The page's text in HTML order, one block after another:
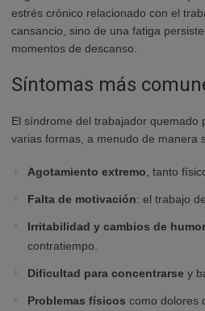
estrés crónico relacionado con el
cansancio, sino de una fatiga
momentos de descanso.
Síntomas más
El síndrome del trabajador quemado
varias formas, a menudo de manera
Agotamiento extremo , tanto
Falta de motivación: el trabajo
Irritabilidad y cambios de humor
contratiempo.
Dificultad para concentrarse y
Problemas físicos como dolores